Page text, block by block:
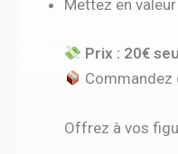
Mettez en
Prix : 20€
Commandez
Offrez à vos